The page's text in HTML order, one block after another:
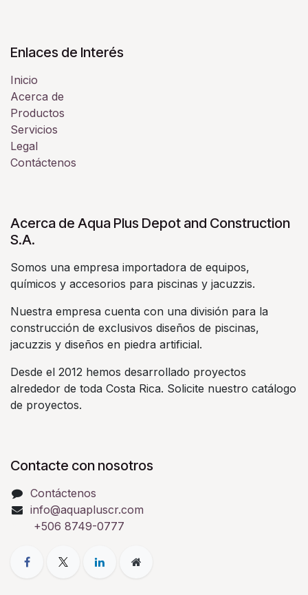
Enlaces de Interés
Inicio
Acerca de
Productos
Servicios
Legal
Contáctenos
Acerca de Aqua Plus Depot and Construction
S.A.
Somos una empresa importadora de equipos,
químicos y accesorios para piscinas y jacuzzis.
Nuestra empresa cuenta con una división para la
construcción de exclusivos diseños de piscinas,
jacuzzis y diseños en piedra artificial.
Desde el 2012 hemos desarrollado proyectos
alrededor de toda Costa Rica. Solicite nuestro catálogo
de proyectos.
Contacte con nosotros
Contáctenos
info@aquapluscr.com
+506 8749-0777